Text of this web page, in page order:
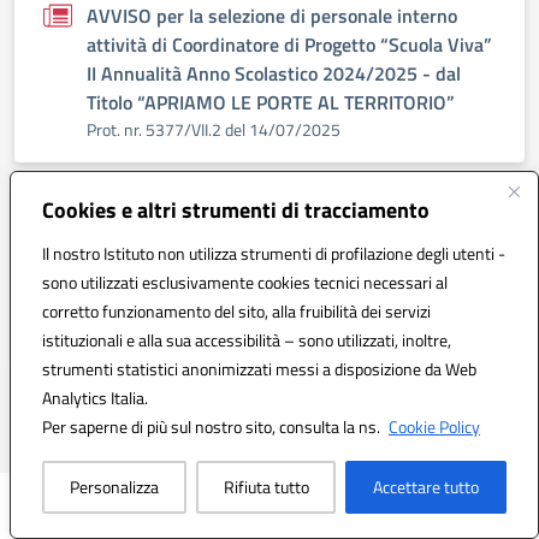
Cookies e altri strumenti di tracciamento
Il nostro Istituto non utilizza strumenti di profilazione degli utenti -
sono utilizzati esclusivamente cookies tecnici necessari al
corretto funzionamento del sito, alla fruibilità dei servizi
istituzionali e alla sua accessibilità – sono utilizzati, inoltre,
strumenti statistici anonimizzati messi a disposizione da Web
Analytics Italia.
Per saperne di più sul nostro sito, consulta la ns. Cookie Policy
Personalizza Rifiuta tutto Accettare tutto
AVVISO per la selezione di personale interno
attività di Coordinatore di Progetto “Scuola Viva”
II Annualità Anno Scolastico 2024/2025 - dal
Titolo “APRIAMO LE PORTE AL TERRITORIO”
Prot. nr. 5377/VII.2 del 14/07/2025
AVVISO per la selezione dei CORSISTI -
Programma “Scuola Viva” II Annualità Anno
Scolastico 2024/2025 - dal Titolo “APRIAMO LE
PORTE AL TERRITORIO”
Prot. 0005376/U del 14/07/2025